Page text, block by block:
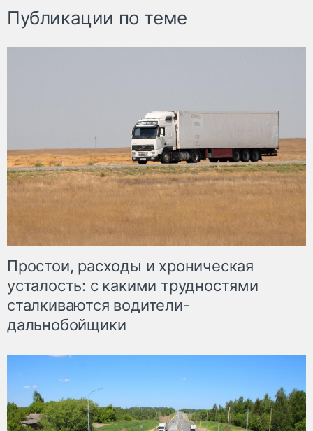
Публикации по теме
Простои, расходы и хроническая
усталость: с какими трудностями
сталкиваются водители-
дальнобойщики